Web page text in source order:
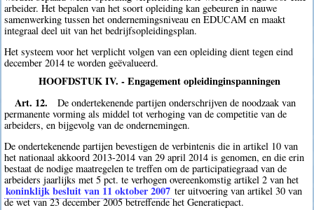
arbeider. Het bepalen van het soort opleiding kan gebeuren in nauwe
samenwerking tussen het ondernemingsniveau en EDUCAM en maakt
integraal deel uit van het bedrijfsopleidingsplan.
Het systeem voor het verplicht volgen van een opleiding dient tegen eind
december 2014 te worden geëvalueerd.
HOOFDSTUK IV. - Engagement opleidinginspanningen
Art. 12.
De ondertekenende partijen onderschrijven de noodzaak van
permanente vorming als middel tot verhoging van de competitie van de
arbeiders, en bijgevolg van de ondernemingen.
De ondertekenende partijen bevestigen de verbintenis die in artikel 10 van
het nationaal akkoord 2013-2014 van 29 april 2014 is genomen, en die erin
bestaat de nodige maatregelen te treffen om de participatiegraad van de
arbeiders jaarlijks met 5 pct. te verhogen overeenkomstig artikel 2 van het
koninklijk besluit van 11 oktober 2007 ter uitvoering van artikel 30 van
de wet van 23 december 2005 betreffende het Generatiepact.